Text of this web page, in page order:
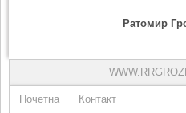
Ратомир
Почетна Контакт